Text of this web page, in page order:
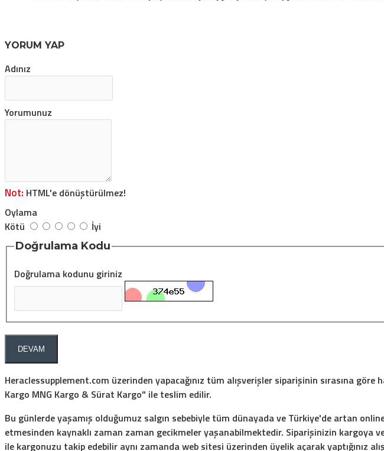
YORUM YAP
Adınız
Yorumunuz
Not: HTML'e dönüştürülmez!
Oylama
Kötü
İyi
Doğrulama Kodu
Doğrulama kodunu giriniz
DEVAM
Heraclessupplement.com üzerinden yapacağınız tüm alışverişler siparişinin sırasına
Kargo MNG Kargo & Sürat Kargo" ile teslim edilir.
Bu günlerde yaşamış olduğumuz salgın sebebiyle tüm dünayada ve Türkiye'de artan
etmesinden kaynaklı zaman zaman gecikmeler yaşanabilmektedir. Siparişinizin kargoya
ile kargonuzu takip edebilir aynı zamanda web sitesi üzerinden üyelik açarak yaptığınız